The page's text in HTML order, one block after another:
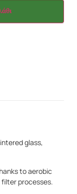
glass,
to aerobic
processes.